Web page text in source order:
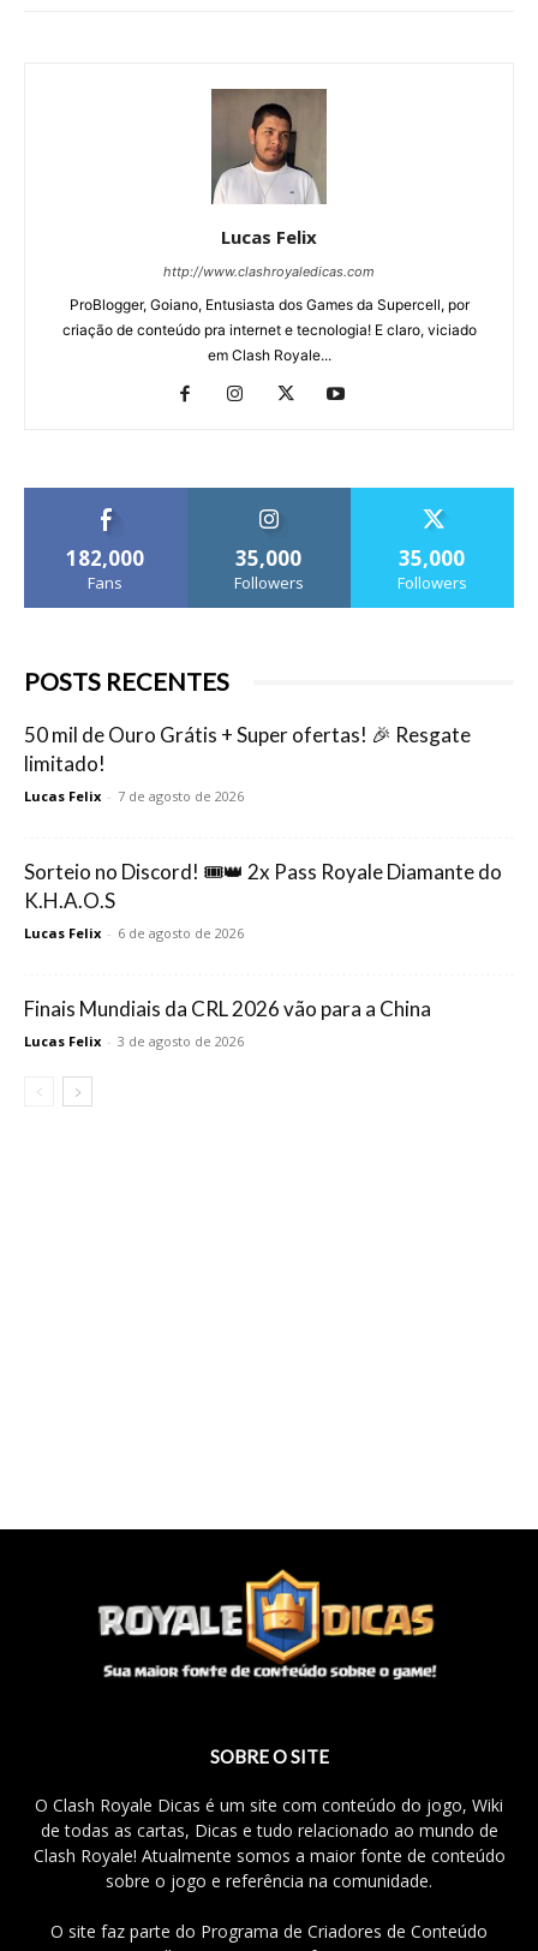
Lucas Felix
http://www.clashroyaledicas.com
ProBlogger, Goiano, Entusiasta dos Games da Supercell, por
criação de conteúdo pra internet e tecnologia! E claro, viciado
em Clash Royale...
182,000
Fans
35,000
Followers
35,000
Followers
POSTS RECENTES
50 mil de Ouro Grátis + Super ofertas! 🎉 Resgate
limitado!
Lucas Felix - 7 de agosto de 2026
Sorteio no Discord! 🎟️👑 2x Pass Royale Diamante do
K.H.A.O.S
Lucas Felix - 6 de agosto de 2026
Finais Mundiais da CRL 2026 vão para a China
Lucas Felix - 3 de agosto de 2026
SOBRE O SITE
O Clash Royale Dicas é um site com conteúdo do jogo, Wiki
de todas as cartas, Dicas e tudo relacionado ao mundo de
Clash Royale! Atualmente somos a maior fonte de conteúdo
sobre o jogo e referência na comunidade.
O site faz parte do Programa de Criadores de Conteúdo